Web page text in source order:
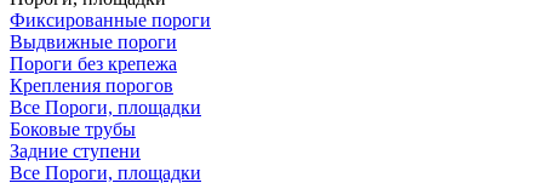
Фиксированные пороги
Выдвижные пороги
Пороги без крепежа
Крепления порогов
Все Пороги, площадки
Боковые трубы
Задние ступени
Все Пороги, площадки